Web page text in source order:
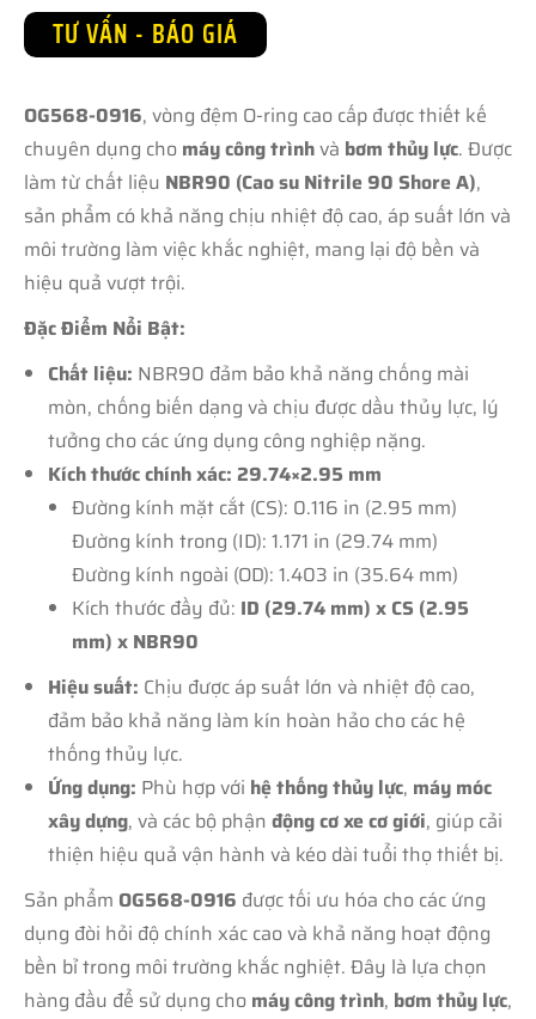
TƯ VẤN - BÁO GIÁ
OG568-0916, vòng đệm O-ring cao cấp được thiết kế
chuyên dụng cho máy công trìnhvà bơm thủy lực. Được
làm từ chất liệu NBR90 (Cao su Nitrile 90 Shore A),
sản phẩm có khả năng chịu nhiệt độ cao, áp suất lớn và
môi trường làm việc khắc nghiệt, mang lại độ bền và
hiệu quả vượt trội.
Đặc Điểm Nổi Bật:
Chất liệu: NBR90 đảm bảo khả năng chống mài
mòn, chống biến dạng và chịu được dầu thủy lực, lý
tưởng cho các ứng dụng công nghiệp nặng.
Kích thước chính xác: 29.74×2.95 mm
Đường kính mặt cắt (CS): 0.116 in (2.95 mm)
Đường kính trong (ID): 1.171 in (29.74 mm)
Đường kính ngoài (OD): 1.403 in (35.64 mm)
Kích thước đầy đủ: ID (29.74 mm) x CS (2.95
mm) x NBR90
Hiệu suất: Chịu được áp suất lớn và nhiệt độ cao,
đảm bảo khả năng làm kín hoàn hảo cho các hệ
thống thủy lực.
Ứng dụng: Phù hợp với hệ thống thủy lực, máy móc
xây dựng, và các bộ phận động cơ xe cơ giới, giúp cải
thiện hiệu quả vận hành và kéo dài tuổi thọ thiết bị.
Sản phẩm OG568-0916 được tối ưu hóa cho các ứng
dụng đòi hỏi độ chính xác cao và khả năng hoạt động
bền bỉ trong môi trường khắc nghiệt. Đây là lựa chọn
hàng đầu để sử dụng cho máy công trình, bơm thủy lực,